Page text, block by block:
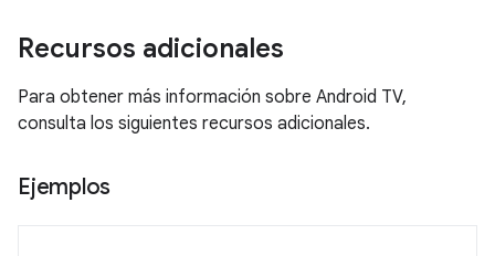
Recursos adicionales
Para obtener más información sobre Android TV,
consulta los siguientes recursos adicionales.
Ejemplos